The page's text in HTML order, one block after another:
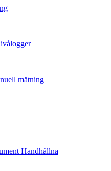
mätning
Handhållna